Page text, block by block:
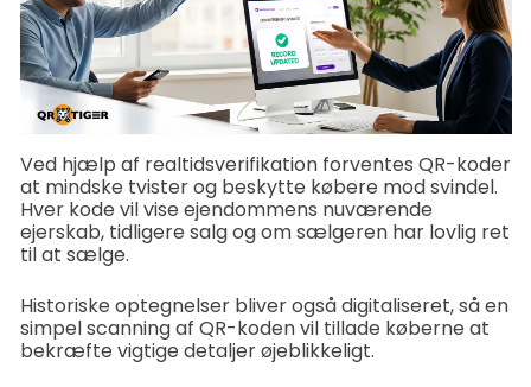
Ved hjælp af realtidsverifikation forventes QR-koder
at mindske tvister og beskytte købere mod svindel.
Hver kode vil vise ejendommens nuværende
ejerskab, tidligere salg og om sælgeren har lovlig ret
til at sælge.
Historiske optegnelser bliver også digitaliseret, så en
simpel scanning af QR-koden vil tillade køberne at
bekræfte vigtige detaljer øjeblikkeligt.